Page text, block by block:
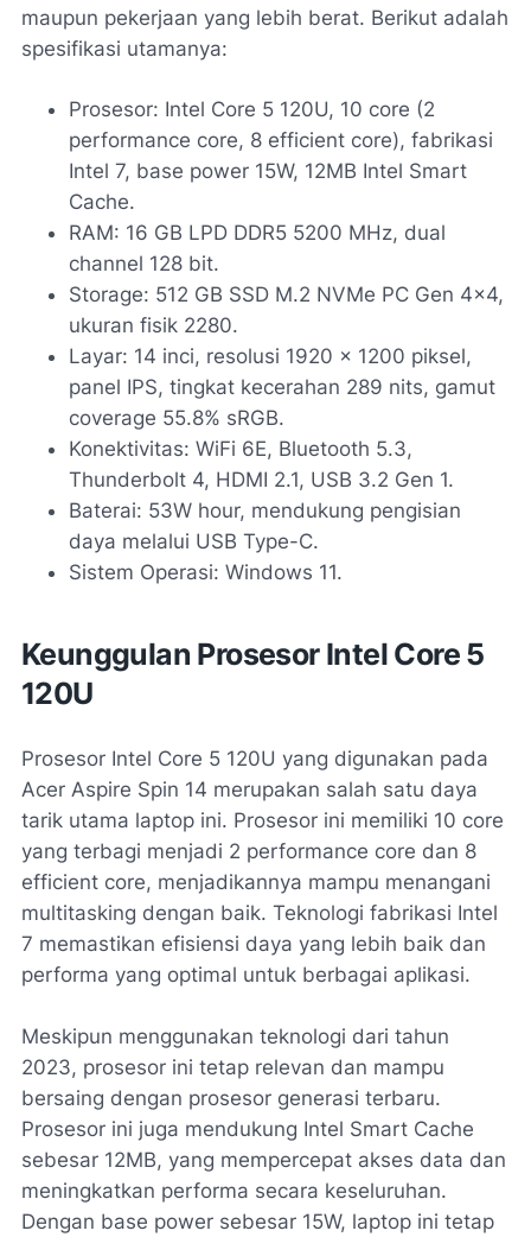
maupun pekerjaan yang lebih berat. Berikut adalah
spesifikasi utamanya:
Prosesor: Intel Core 5 120U, 10 core (2
performance core, 8 efficient core), fabrikasi
Intel 7, base power 15W, 12MB Intel Smart
Cache.
RAM: 16 GB LPD DDR5 5200 MHz, dual
channel 128 bit.
Storage: 512 GB SSD M.2 NVMe PC Gen 4x4,
ukuran fisik 2280.
Layar: 14 inci, resolusi 1920 x 1200 piksel,
panel IPS, tingkat kecerahan 289 nits, gamut
coverage 55.8% sRGB.
Konektivitas: WiFi 6E, Bluetooth 5.3,
Thunderbolt 4, HDMI 2.1, USB 3.2 Gen 1.
Baterai: 53W hour, mendukung pengisian
daya melalui USB Type-C.
Sistem Operasi: Windows 11.
Keunggulan Prosesor Intel Core 5
120U
Prosesor Intel Core 5 120U yang digunakan pada
Acer Aspire Spin 14 merupakan salah satu daya
tarik utama laptop ini. Prosesor ini memiliki 10 core
yang terbagi menjadi 2 performance core dan 8
efficient core, menjadikannya mampu menangani
multitasking dengan baik. Teknologi fabrikasi Intel
7 memastikan efisiensi daya yang lebih baik dan
performa yang optimal untuk berbagai aplikasi.
Meskipun menggunakan teknologi dari tahun
2023, prosesor ini tetap relevan dan mampu
bersaing dengan prosesor generasi terbaru.
Prosesor ini juga mendukung Intel Smart Cache
sebesar 12MB, yang mempercepat akses data dan
meningkatkan performa secara keseluruhan.
Dengan base power sebesar 15W, laptop ini tetap